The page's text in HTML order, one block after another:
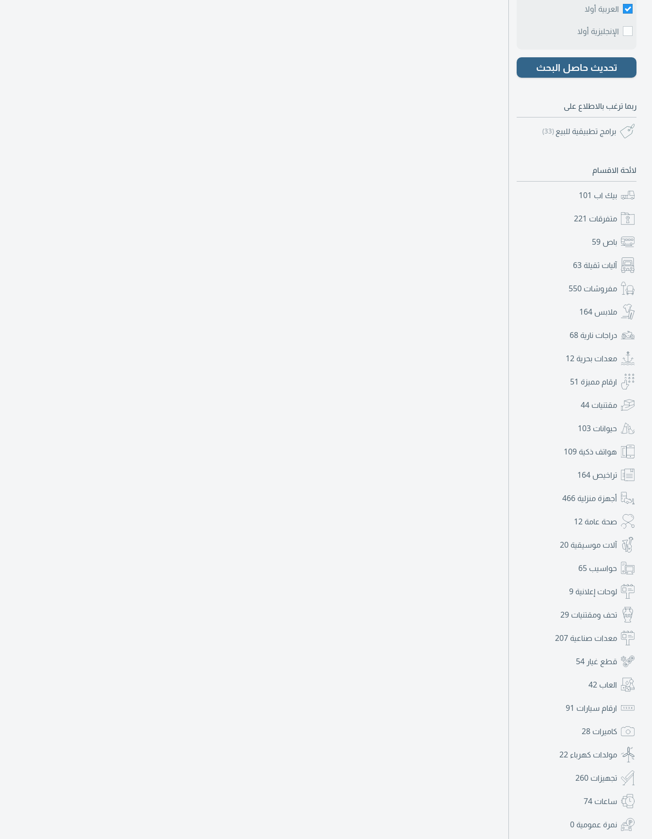
العربية أولا
الإنجليزية أولا
تحديث حاصل البحث
ربما ترغب بالاطلاع على
برامج تطبيقية للبيع (33)
لائحة الاقسام
بيك اب 101
متفرقات 221
باص 59
آليات ثقيلة 63
مفروشات 550
ملابس 164
دراجات نارية 68
معدات بحرية 12
ارقام مميزة 51
مقتنيات 44
حيوانات 103
هواتف ذكية 109
تراخيص 164
أجهزة منزلية 466
صحة عامة 12
آلات موسيقية 20
حواسيب 65
لوحات إعلانية 9
تحف ومقتنيات 29
معدات صناعية 207
قطع غيار 54
العاب 42
ارقام سيارات 91
كاميرات 28
مولدات كهرباء 22
تجهيزات 260
ساعات 74
نمرة عمومية 0